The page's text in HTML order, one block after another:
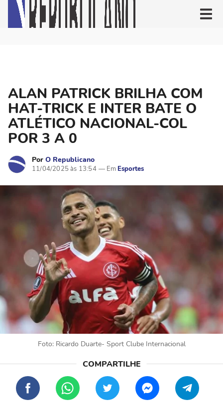
ALAN PATRICK BRILHA COM
HAT-TRICK E INTER BATE O
ATLÉTICO NACIONAL-COL
POR 3 A 0
Por O Republicano
11/04/2025 às 13:54 Esportes
Foto: Ricardo Duarte- Sport Clube Internacional